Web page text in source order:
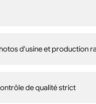
d'usine et production
de qualité strict